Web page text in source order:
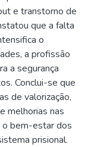
e transtorno de
que a falta
o
a profissão
a segurança
Conclui-se que
de valorização,
melhorias nas
o bem-estar dos
prisional.